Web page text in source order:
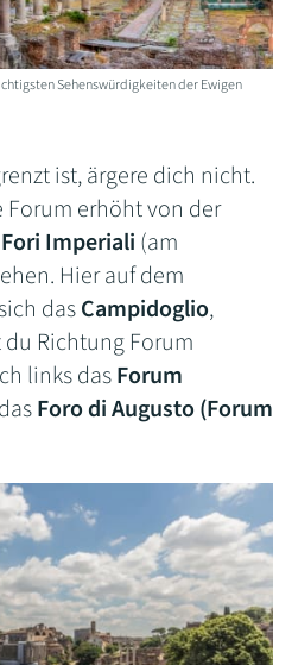
Sehenswürdigkeiten der Ewigen
ist, ärgere dich nicht.
Forum erhöht von der
Imperiali (am
Hier auf dem
dasCampidoglio,
du Richtung Forum
links dasForum
Foro di Augusto (Forum